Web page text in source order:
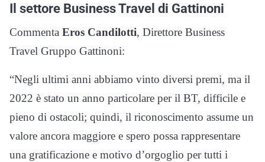
Il settore Business Travel di Gattinoni
Commenta Eros Candilotti, Direttore Business
Travel Gruppo Gattinoni:
“Negli ultimi anni abbiamo vinto diversi premi, ma il
2022 è stato un anno particolare per il BT, difficile e
pieno di ostacoli; quindi, il riconoscimento assume un
valore ancora maggiore e spero possa rappresentare
una gratificazione e motivo d’orgoglio per tutti i